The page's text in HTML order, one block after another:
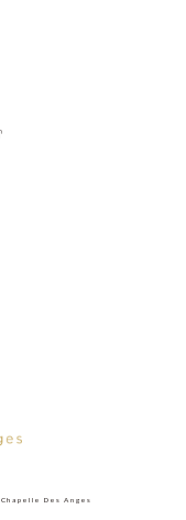
Chapelle Des Anges